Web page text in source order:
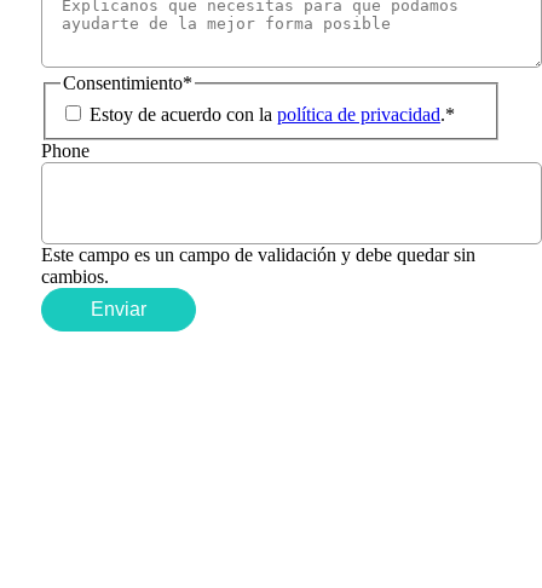
Consentimiento*
Estoy de acuerdo con la política de privacidad.*
Phone
Este campo es un campo de validación y debe quedar sin
cambios.